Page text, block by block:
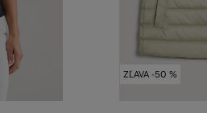
ZĽAVA -50 %